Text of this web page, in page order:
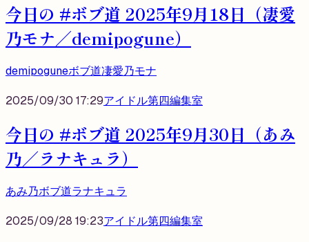
今日の #ボブ道 2025年9月18日（凄愛
乃モナ／demipogune）
demipoguneボブ道凄愛乃モナ
2025/09/30 17:29アイドル第四編集室
今日の #ボブ道 2025年9月30日（あみ
乃／ラナキュラ）
あみ乃ボブ道ラナキュラ
2025/09/28 19:23アイドル第四編集室